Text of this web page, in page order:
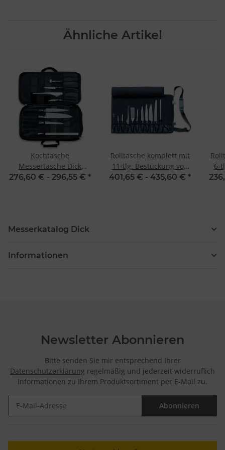
Ähnliche Artikel
Kochtasche
Messertasche Dick
Culinary Bag 8-teilig
276,60 € - 296,55 € *
Rolltasche komplett mit
11-tlg. Bestückung von
Dick
401,65 € - 435,60 € *
6-
Messerkatalog Dick
Informationen
Newsletter Abonnieren
Bitte senden Sie mir entsprechend Ihrer
Datenschutzerklärung regelmäßig und jederzeit widerruflich
Informationen zu Ihrem Produktsortiment per E-Mail zu.
Abonnieren